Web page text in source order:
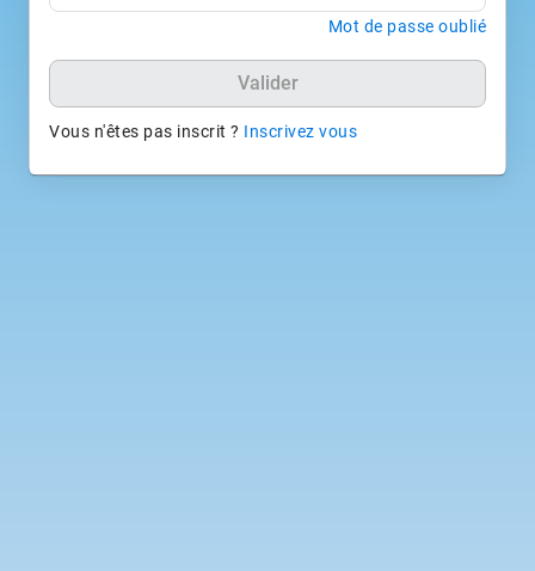
Mot de passe oublié
Valider
Vous n'êtes pas inscrit ? Inscrivez vous